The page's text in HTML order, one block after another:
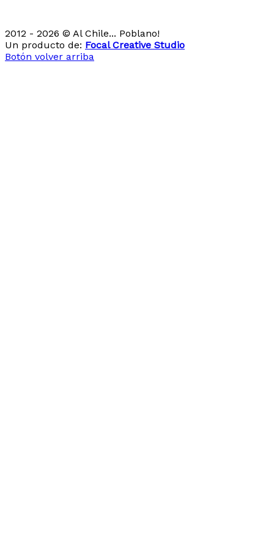
2012 - 2026 © Al Chile... Poblano!
Un producto de: Focal Creative Studio
Botón volver arriba